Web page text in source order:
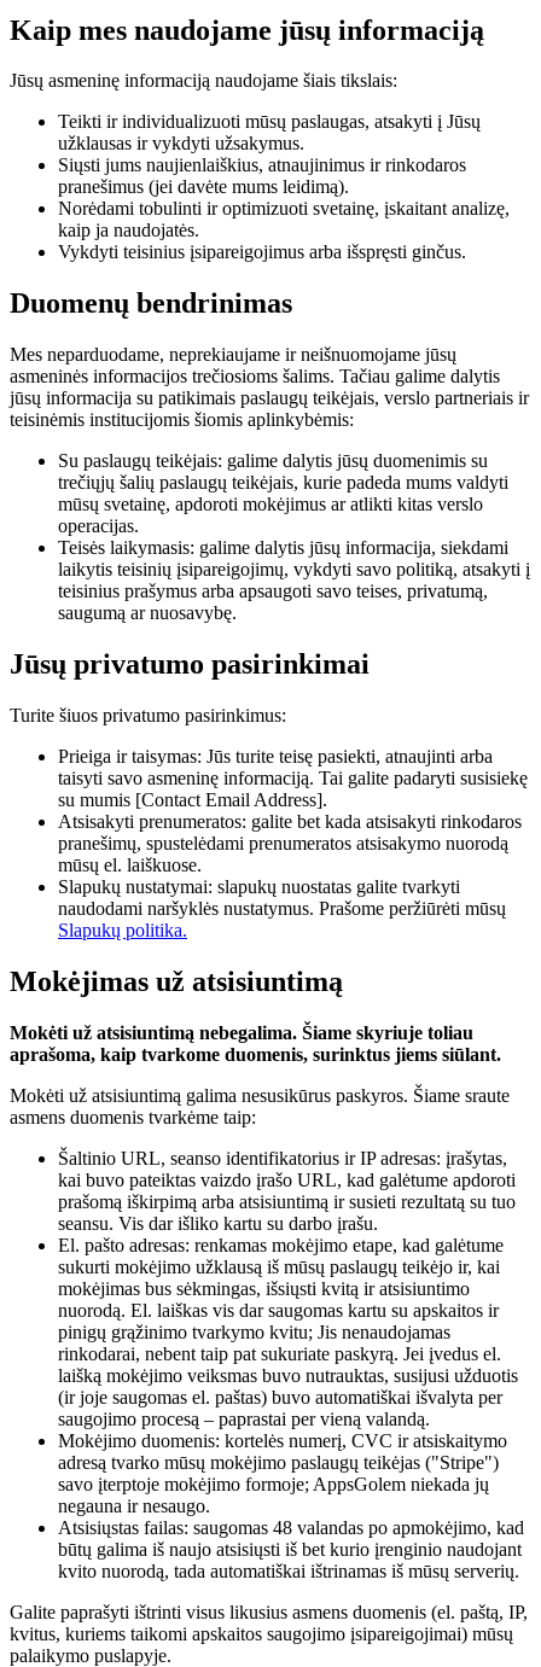
Kaip mes naudojame jūsų informaciją
Jūsų asmeninę informaciją naudojame šiais tikslais:
Teikti ir individualizuoti mūsų paslaugas, atsakyti į Jūsų
užklausas ir vykdyti užsakymus.
Siųsti jums naujienlaiškius, atnaujinimus ir rinkodaros
pranešimus (jei davėte mums leidimą).
Norėdami tobulinti ir optimizuoti svetainę, įskaitant analizę,
kaip ja naudojatės.
Vykdyti teisinius įsipareigojimus arba išspręsti ginčus.
Duomenų bendrinimas
Mes neparduodame, neprekiaujame ir neišnuomojame jūsų
asmeninės informacijos trečiosioms šalims. Tačiau galime dalytis
jūsų informacija su patikimais paslaugų teikėjais, verslo partneriais ir
teisinėmis institucijomis šiomis aplinkybėmis:
Su paslaugų teikėjais: galime dalytis jūsų duomenimis su
trečiųjų šalių paslaugų teikėjais, kurie padeda mums valdyti
mūsų svetainę, apdoroti mokėjimus ar atlikti kitas verslo
operacijas.
Teisės laikymasis: galime dalytis jūsų informacija, siekdami
laikytis teisinių įsipareigojimų, vykdyti savo politiką, atsakyti į
teisinius prašymus arba apsaugoti savo teises, privatumą,
saugumą ar nuosavybę.
Jūsų privatumo pasirinkimai
Turite šiuos privatumo pasirinkimus:
Prieiga ir taisymas: Jūs turite teisę pasiekti, atnaujinti arba
taisyti savo asmeninę informaciją. Tai galite padaryti susisiekę
su mumis [Contact Email Address].
Atsisakyti prenumeratos: galite bet kada atsisakyti rinkodaros
pranešimų, spustelėdami prenumeratos atsisakymo nuorodą
mūsų el. laiškuose.
Slapukų nustatymai: slapukų nuostatas galite tvarkyti
naudodami naršyklės nustatymus. Prašome peržiūrėti mūsų
Slapukų politika.
Mokėjimas už atsisiuntimą
Mokėti už atsisiuntimą nebegalima. Šiame skyriuje toliau
aprašoma, kaip tvarkome duomenis, surinktus jiems siūlant.
Mokėti už atsisiuntimą galima nesusikūrus paskyros. Šiame sraute
asmens duomenis tvarkėme taip:
Šaltinio URL, seanso identifikatorius ir IP adresas: įrašytas,
kai buvo pateiktas vaizdo įrašo URL, kad galėtume apdoroti
prašomą iškirpimą arba atsisiuntimą ir susieti rezultatą su tuo
seansu. Vis dar išliko kartu su darbo įrašu.
El. pašto adresas: renkamas mokėjimo etape, kad galėtume
sukurti mokėjimo užklausą iš mūsų paslaugų teikėjo ir, kai
mokėjimas bus sėkmingas, išsiųsti kvitą ir atsisiuntimo
nuorodą. El. laiškas vis dar saugomas kartu su apskaitos ir
pinigų grąžinimo tvarkymo kvitu; Jis nenaudojamas
rinkodarai, nebent taip pat sukuriate paskyrą. Jei įvedus el.
laišką mokėjimo veiksmas buvo nutrauktas, susijusi užduotis
(ir joje saugomas el. paštas) buvo automatiškai išvalyta per
saugojimo procesą – paprastai per vieną valandą.
Mokėjimo duomenis: kortelės numerį, CVC ir atsiskaitymo
adresą tvarko mūsų mokėjimo paslaugų teikėjas ("Stripe")
savo įterptoje mokėjimo formoje; AppsGolem niekada jų
negauna ir nesaugo.
Atsisiųstas failas: saugomas 48 valandas po apmokėjimo, kad
būtų galima iš naujo atsisiųsti iš bet kurio įrenginio naudojant
kvito nuorodą, tada automatiškai ištrinamas iš mūsų serverių.
Galite paprašyti ištrinti visus likusius asmens duomenis (el. paštą, IP,
kvitus, kuriems taikomi apskaitos saugojimo įsipareigojimai) mūsų
palaikymo puslapyje.